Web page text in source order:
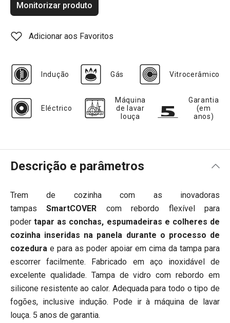
Monitorizar produto
Adicionar aos Favoritos
Indução Gás Vitrocerâmico
Eléctrico
Máquina
de lavar
louça
Garantia
(em
anos)
Descrição e parâmetros
Trem de cozinha com as inovadoras
tampas SmartCOVER com rebordo flexível para
podertapar as conchas, espumadeiras e colheres de
cozinha inseridas na panela durante o processo de
cozedura e para as poder apoiar em cima da tampa para
escorrer facilmente. Fabricado em aço inoxidável de
excelente qualidade. Tampa de vidro com rebordo em
silicone resistente ao calor. Adequada para todo o tipo de
fogões, inclusive indução. Pode ir à máquina de lavar
louça. 5 anos de garantia.